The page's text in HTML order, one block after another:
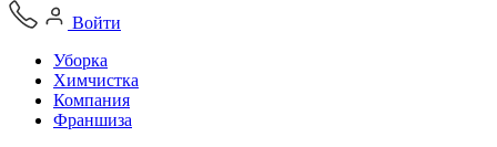
Войти
Уборка
Химчистка
Компания
Франшиза